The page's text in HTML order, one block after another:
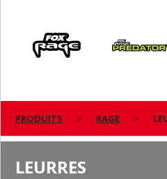
Predator
PRODUITS RAGE
LEURRES